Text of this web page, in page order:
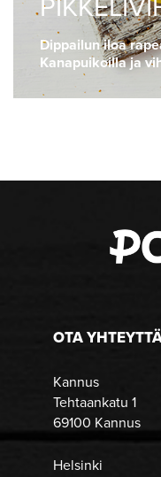
Dippailun iloa
Kanapuikoilla ja
OTA
Kannus
Tehtaankatu 1
69100 Kannus
Helsinki